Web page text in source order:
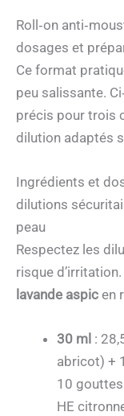
Roll‑on
dosages et
Ce format
peu salissante.
précis pour trois
dilution adaptés
Ingrédients et
dilutions
peau
Respectez les
risque
lavande aspic en
30 ml :
abricot) +
10
HE